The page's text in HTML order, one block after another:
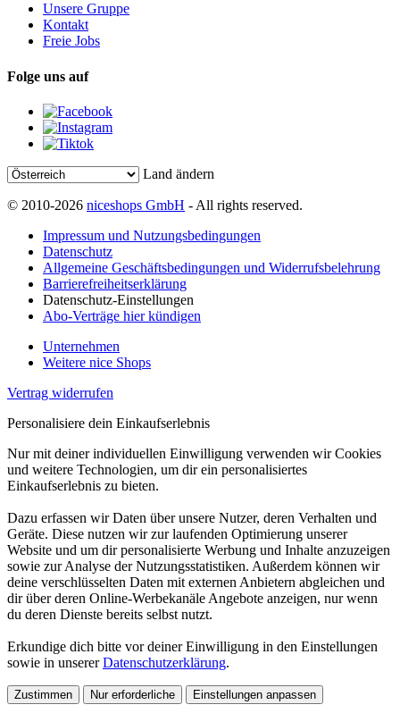
Unsere Gruppe
Kontakt
Freie Jobs
Folge uns auf
Land ändern
© 2010-2026 niceshops GmbH - All rights reserved.
Impressum und Nutzungsbedingungen
Datenschutz
Allgemeine Geschäftsbedingungen und Widerrufsbelehrung
Barrierefreiheitserklärung
Datenschutz-Einstellungen
Abo-Verträge hier kündigen
Unternehmen
Weitere nice Shops
Vertrag widerrufen
Personalisiere dein Einkaufserlebnis
Nur mit deiner individuellen Einwilligung verwenden wir Cookies
und weitere Technologien, um dir ein personalisiertes
Einkaufserlebnis zu bieten.
Dazu erfassen wir Daten über unsere Nutzer, deren Verhalten und
Geräte. Diese nutzen wir zur laufenden Optimierung unserer
Website und um dir personalisierte Werbung und Inhalte anzuzeigen
sowie zur Analyse der Nutzungsstatistiken. Außerdem können wir
deine verschlüsselten Daten mit externen Anbietern abgleichen und
dir über deren Online-Werbekanäle Angebote anzeigen, nur wenn
du deren Dienste bereits selbst nutzt.
Erkundige dich bitte vor deiner Einwilligung in den Einstellungen
sowie in unsererDatenschutzerklärung.
Zustimmen Nur erforderliche Einstellungen anpassen